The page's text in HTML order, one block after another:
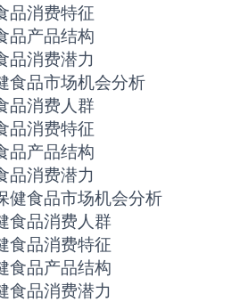
品消费特征
品产品结构
品消费潜力
食品市场机会分析
品消费人群
品消费特征
品产品结构
品消费潜力
健食品市场机会分析
食品消费人群
食品消费特征
食品产品结构
食品消费潜力